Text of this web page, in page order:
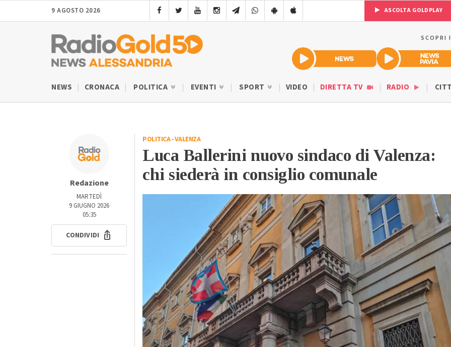
9 AGOSTO 2026 ASCOLTA GOLDPLAY
SCOPRI
NEWS CRONACA POLITICA EVENTI SPORT VIDEO DIRETTA TV RADIO
Redazione
MARTEDÌ
9 GIUGNO 2026
05:35
CONDIVIDI
POLITICA-VALENZA
Luca Ballerini nuovo sindaco di Valenza:
chi siederà in consiglio comunale